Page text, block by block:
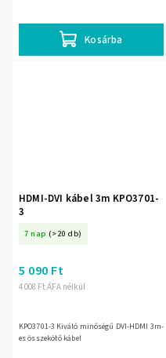
Kosárba
HDMI-DVI kábel 3m KPO3701-
3
7 nap (>20 db)
4 008 Ft ÁFA nélkül
5 090 Ft
KPO3701-3 Kiváló minőségű DVI-HDMI 3m-
es összekötő kábel